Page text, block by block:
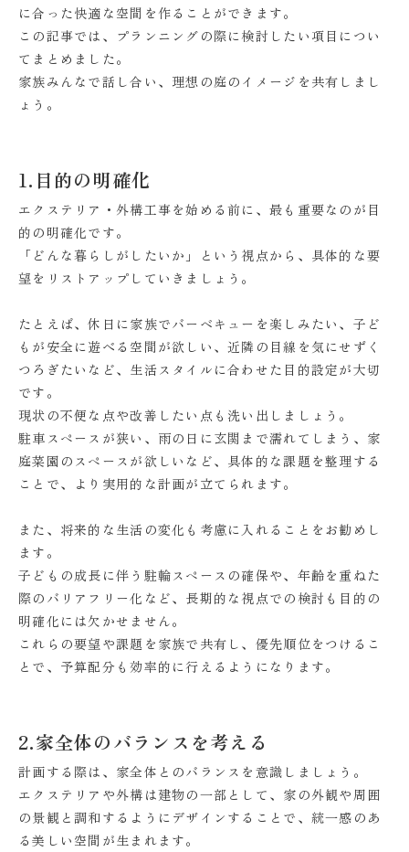
に合った快適な空間を作ることができます。
この記事では、プランニングの際に検討したい項目につい
てまとめました。
家族みんなで話し合い、理想の庭のイメージを共有しまし
ょう。
1.目的の明確化
エクステリア・外構工事を始める前に、最も重要なのが目
的の明確化です。
「どんな暮らしがしたいか」という視点から、具体的な要
望をリストアップしていきましょう。
たとえば、休日に家族でバーベキューを楽しみたい、子ど
もが安全に遊べる空間が欲しい、近隣の目線を気にせずく
つろぎたいなど、生活スタイルに合わせた目的設定が大切
です。
現状の不便な点や改善したい点も洗い出しましょう。
駐車スペースが狭い、雨の日に玄関まで濡れてしまう、家
庭菜園のスペースが欲しいなど、具体的な課題を整理する
ことで、より実用的な計画が立てられます。
また、将来的な生活の変化も考慮に入れることをお勧めし
ます。
子どもの成長に伴う駐輪スペースの確保や、年齢を重ねた
際のバリアフリー化など、長期的な視点での検討も目的の
明確化には欠かせません。
これらの要望や課題を家族で共有し、優先順位をつけるこ
とで、予算配分も効率的に行えるようになります。
2.家全体のバランスを考える
計画する際は、家全体とのバランスを意識しましょう。
エクステリアや外構は建物の一部として、家の外観や周囲
の景観と調和するようにデザインすることで、統一感のあ
る美しい空間が生まれます。